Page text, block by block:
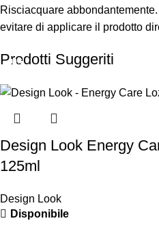
Risciacquare
evitare di applicare il prodotto
Prodotti Suggeriti
-50%
Design Look Energy
125ml
Design Look
Disponibile
-50%
-38%
-29%
-29%
-32%